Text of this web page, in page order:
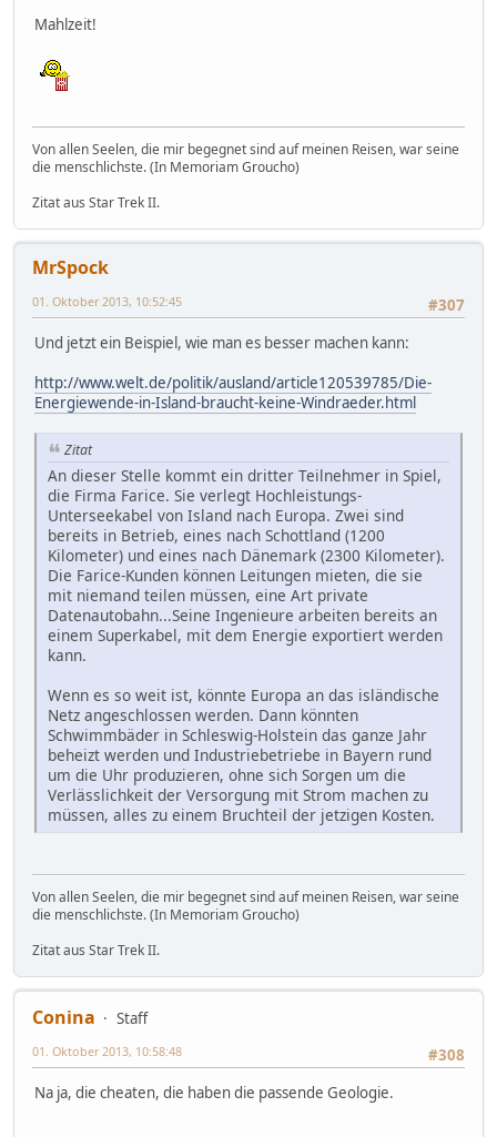
Mahlzeit!
Von allen Seelen, die mir begegnet sind auf meinen Reisen, war seine
die menschlichste. (In Memoriam Groucho)
Zitat aus Star Trek II.
MrSpock
#307
01. Oktober 2013, 10:52:45
Und jetzt ein Beispiel, wie man es besser machen kann:
http://www.welt.de/politik/ausland/article120539785/Die-
Energiewende-in-Island-braucht-keine-Windraeder.html
Zitat
An dieser Stelle kommt ein dritter Teilnehmer in Spiel,
die Firma Farice. Sie verlegt Hochleistungs-
Unterseekabel von Island nach Europa. Zwei sind
bereits in Betrieb, eines nach Schottland (1200
Kilometer) und eines nach Dänemark (2300 Kilometer).
Die Farice-Kunden können Leitungen mieten, die sie
mit niemand teilen müssen, eine Art private
Datenautobahn...Seine Ingenieure arbeiten bereits an
einem Superkabel, mit dem Energie exportiert werden
kann.
Wenn es so weit ist, könnte Europa an das isländische
Netz angeschlossen werden. Dann könnten
Schwimmbäder in Schleswig-Holstein das ganze Jahr
beheizt werden und Industriebetriebe in Bayern rund
um die Uhr produzieren, ohne sich Sorgen um die
Verlässlichkeit der Versorgung mit Strom machen zu
müssen, alles zu einem Bruchteil der jetzigen Kosten.
Von allen Seelen, die mir begegnet sind auf meinen Reisen, war seine
die menschlichste. (In Memoriam Groucho)
Zitat aus Star Trek II.
Conina
Staff
#308
01. Oktober 2013, 10:58:48
Na ja, die cheaten, die haben die passende Geologie.